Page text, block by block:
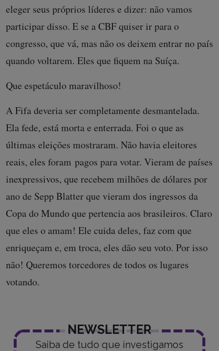
eleger seus próprios líderes e dizer: não vamos
participar disso. E se a CBF quiser ir para o
congresso, que vá, mas não os deixem entrar no país
quando voltarem. Eles que fiquem na Suíça.
Que espetáculo maravilhoso!
A Fifa deveria ser completamente desmantelada.
Ela fede, está morta e enterrada. Foi o que as
últimas eleições mostraram. Não havia eleitores
reais, eles foram pagos para votar. Vieram de países
inexpressivos, que recebem milhões de dólares por
ano de Sepp Blatter que vieram dos ingressos da
Copa do Mundo que pertencia aos brasileiros. Claro
que eles o amam! Ele cuida deles, faz com que
enriqueçam e, em troca, eles dão seu voto. Por isso
não! Queremos torcedores de todos os lugares
votando.
NEWSLETTER
Saiba de tudo que investigamos